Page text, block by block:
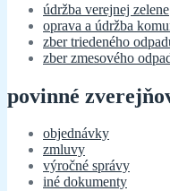
údržba verejnej zelene
oprava a údržba
zber triedeného
zber zmesového
povinné
objednávky
zmluvy
výročné správy
iné dokumenty